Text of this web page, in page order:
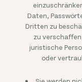
Daten,
Dritten zu
zu
juristische
oder